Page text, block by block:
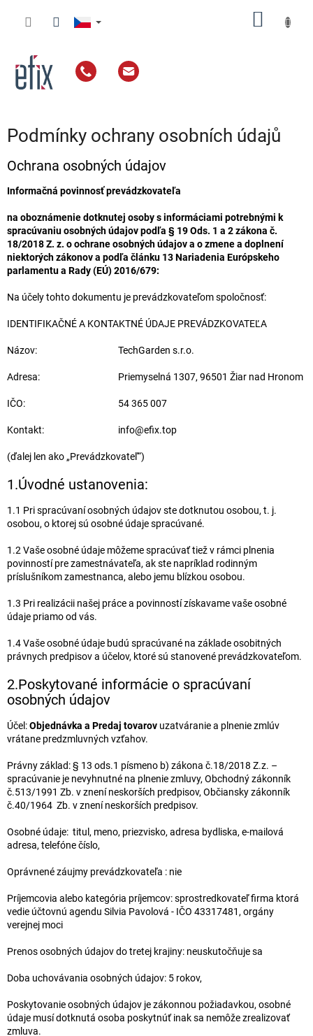
Podmínky ochrany osobních údajů
Ochrana osobných údajov
Informačná povinnosť prevádzkovateľa
na oboznámenie dotknutej osoby s informáciami potrebnými k
spracúvaniu osobných údajov podľa § 19 Ods. 1 a 2 zákona č.
18/2018 Z. z. o ochrane osobných údajov a o zmene a doplnení
niektorých zákonov a podľa článku 13 Nariadenia Európskeho
parlamentu a Rady (EÚ) 2016/679:
Na účely tohto dokumentu je prevádzkovateľom spoločnosť:
IDENTIFIKAČNÉ A KONTAKTNÉ ÚDAJE PREVÁDZKOVATEĽA
Názov: TechGarden s.r.o.
Adresa: Priemyselná 1307, 96501 Žiar nad Hronom
IČO: 54 365 007
Kontakt: info@efix.top
(ďalej len ako „Prevádzkovateľ“)
1.Úvodné ustanovenia:
1.1 Pri spracúvaní osobných údajov ste dotknutou osobou, t. j.
osobou, o ktorej sú osobné údaje spracúvané.
1.2 Vaše osobné údaje môžeme spracúvať tiež v rámci plnenia
povinností pre zamestnávateľa, ak ste napríklad rodinným
príslušníkom zamestnanca, alebo jemu blízkou osobou.
1.3 Pri realizácii našej práce a povinností získavame vaše osobné
údaje priamo od vás.
1.4 Vaše osobné údaje budú spracúvané na základe osobitných
právnych predpisov a účelov, ktoré sú stanovené prevádzkovateľom.
2.Poskytované informácie o spracúvaní
osobných údajov
Účel:Objednávka a Predaj tovarov uzatváranie a plnenie zmlúv
vrátane predzmluvných vzťahov.
Právny základ: § 13 ods.1 písmeno b) zákona č.18/2018 Z.z. –
spracúvanie je nevyhnutné na plnenie zmluvy, Obchodný zákonník
č.513/1991 Zb. v znení neskorších predpisov, Občiansky zákonník
č.40/1964 Zb. v znení neskorších predpisov.
Osobné údaje: titul, meno, priezvisko, adresa bydliska, e-mailová
adresa, telefóne číslo,
Oprávnené záujmy prevádzkovateľa : nie
Príjemcovia alebo kategória príjemcov: sprostredkovateľ firma ktorá
vedie účtovnú agendu Silvia Pavolová - IČO 43317481, orgány
verejnej moci
Prenos osobných údajov do tretej krajiny: neuskutočňuje sa
Doba uchovávania osobných údajov: 5 rokov,
Poskytovanie osobných údajov je zákonnou požiadavkou, osobné
údaje musí dotknutá osoba poskytnúť inak sa nemôže zrealizovať
zmluva.